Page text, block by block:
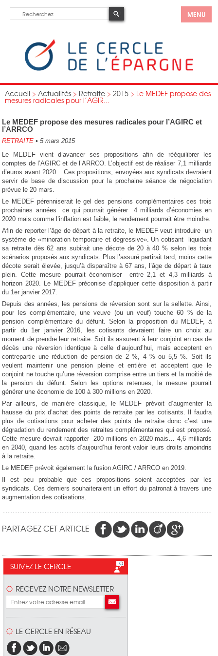
MENU
Accueil > Actualités > Retraite > 2015 > Le MEDEF propose des
mesures radicales pour l’AGIR...
Le MEDEF propose des mesures radicales pour l’AGIRC et
l’ARRCO
RETRAITE • 5 mars 2015
Le MEDEF vient d’avancer ses propositions afin de rééquilibrer les
comptes de l’AGIRC et de l’ARRCO. L’objectif est de réaliser 7,1 milliards
d’euros avant 2020. Ces propositions, envoyées aux syndicats devraient
servir de base de discussion pour la prochaine séance de négociation
prévue le 20 mars.
Le MEDEF pérenniserait le gel des pensions complémentaires ces trois
prochaines années ce qui pourrait générer 4 milliards d’économies en
2020 mais comme l’inflation est faible, le rendement pourrait être moindre.
Afin de reporter l’âge de départ à la retraite, le MEDEF veut introduire un
système de «minoration temporaire et dégressive». Un cotisant liquidant
sa retraite dès 62 ans subirait une décote de 20 à 40 % selon les trois
scénarios proposés aux syndicats. Plus l’assuré partirait tard, moins cette
décote serait élevée, jusqu’à disparaître à 67 ans, l’âge de départ à taux
plein. Cette mesure pourrait économiser entre 2,1 et 4,3 milliards à
horizon 2020. Le MEDEF préconise d’appliquer cette disposition à partir
du 1er janvier 2017.
Depuis des années, les pensions de réversion sont sur la sellette. Ainsi,
pour les complémentaire, une veuve (ou un veuf) touche 60 % de la
pension complémentaire du défunt. Selon la proposition du MEDEF, à
partir du 1er janvier 2016, les cotisants devraient faire un choix au
moment de prendre leur retraite. Soit ils assurent à leur conjoint en cas de
décès une réversion identique à celle d’aujourd’hui, mais acceptent en
contrepartie une réduction de pension de 2 %, 4 % ou 5,5 %. Soit ils
veulent maintenir une pension pleine et entière et acceptent que le
conjoint ne touche qu’une réversion comprise entre un tiers et la moitié de
la pension du défunt. Selon les options retenues, la mesure pourrait
générer une économie de 100 à 300 millions en 2020.
Par ailleurs, de manière classique, le MEDEF prévoit d’augmenter la
hausse du prix d’achat des points de retraite par les cotisants. Il faudra
plus de cotisations pour acheter des points de retraite donc c’est une
dégradation du rendement des retraites complémentaires qui est proposé.
Cette mesure devrait rapporter 200 millions en 2020 mais… 4,6 milliards
en 2040, quand les actifs d’aujourd’hui feront valoir leurs droits amoindris
à la retraite.
Le MEDEF prévoit également la fusion AGIRC / ARRCO en 2019.
Il est peu probable que ces propositions soient acceptées par les
syndicats. Ces derniers souhaiteraient un effort du patronat à travers une
augmentation des cotisations.
PARTAGEZ CET ARTICLE
SUIVEZ LE CERCLE
RECEVEZ NOTRE NEWSLETTER
LE CERCLE EN RÉSEAU